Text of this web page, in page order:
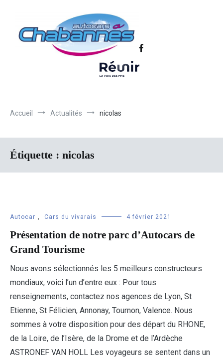
Autocars Chabannes | Transport en
Transport scolaire, Transports de personnel en Drôme Ardèche,
Transport touristique France et Europe
Accueil Actualités nicolas
Étiquette : nicolas
Autocar Cars du vivarais 4 février 2021
Présentation de notre parc d’Autocars de
Grand Tourisme
Nous avons sélectionnés les 5 meilleurs constructeurs
mondiaux, voici l’un d’entre eux : Pour tous
renseignements, contactez nos agences de Lyon, St
Etienne, St Félicien, Annonay, Tournon, Valence. Nous
sommes à votre disposition pour des départ du RHONE,
de la Loire, de l’Isère, de la Drome et de l’Ardèche
ASTRONEF VAN HOLL Les voyageurs se sentent dans un